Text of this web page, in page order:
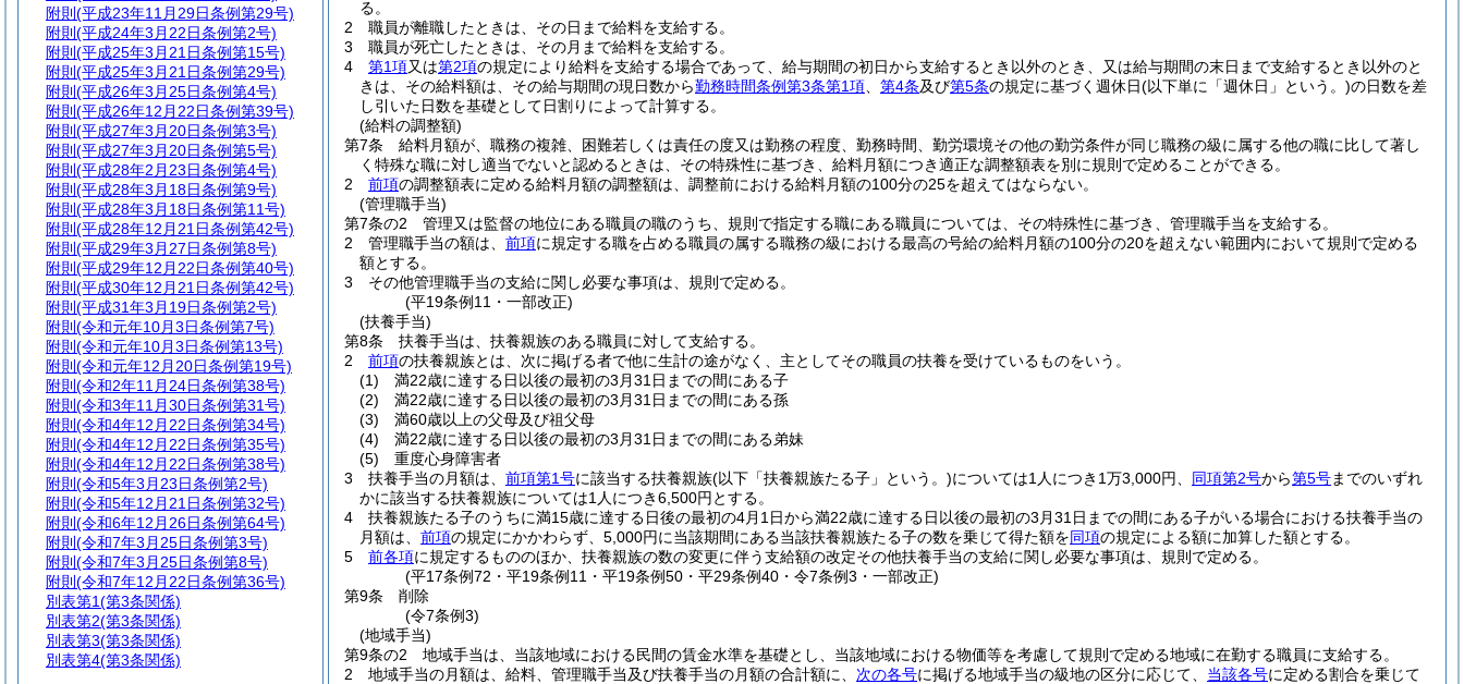
る。
2
職員が離職したときは、その日まで給料を支給する。
3
職員が死亡したときは、その月まで給料を支給する。
4
第1項又は第2項の規定により給料を支給する場合であって、給与期間の初日から支給するとき以外のとき、又は給与期間の末日まで支給するとき以外のと
きは、その給料額は、その給与期間の現日数から勤務時間条例第3条第1項 第4条及び第5条の規定に基づく週休日(以下単に「週休日」という。)の日数を差
し引いた日数を基礎として日割りによって計算する。
(給料の調整額)
第7条
給料月額が、職務の複雑、困難若しくは責任の度又は勤務の程度、勤務時間、勤労環境その他の勤労条件が同じ職務の級に属する他の職に比して著し
く特殊な職に対し適当でないと認めるときは、その特殊性に基づき、給料月額につき適正な調整額表を別に規則で定めることができる。
2
前項の調整額表に定める給料月額の調整額は、調整前における給料月額の100分の25を超えてはならない。
(管理職手当)
第7条の2
管理又は監督の地位にある職員の職のうち、規則で指定する職にある職員については、その特殊性に基づき、管理職手当を支給する。
2
管理職手当の額は、 前項に規定する職を占める職員の属する職務の級における最高の号給の給料月額の100分の20を超えない範囲内において規則で定める
額とする。
3
その他管理職手当の支給に関し必要な事項は、規則で定める。
(平19条例11・一部改正)
(扶養手当)
第8条
扶養手当は、扶養親族のある職員に対して支給する。
2
前項の扶養親族とは、次に掲げる者で他に生計の途がなく、主としてその職員の扶養を受けているものをいう。
(1)
満22歳に達する日以後の最初の3月31日までの間にある子
(2)
満22歳に達する日以後の最初の3月31日までの間にある孫
(3)
満60歳以上の父母及び祖父母
(4)
満22歳に達する日以後の最初の3月31日までの間にある弟妹
(5)
重度心身障害者
3
扶養手当の月額は、 前項第1号に該当する扶養親族(以下「扶養親族たる子」という。)については1人につき1万3,000円、 同項第2号から第5号までのいずれ
かに該当する扶養親族については1人につき6,500円とする。
4
扶養親族たる子のうちに満15歳に達する日後の最初の4月1日から満22歳に達する日以後の最初の3月31日までの間にある子がいる場合における扶養手当の
月額は、 前項の規定にかかわらず、5,000円に当該期間にある当該扶養親族たる子の数を乗じて得た額を同項の規定による額に加算した額とする。
5
前各項に規定するもののほか、扶養親族の数の変更に伴う支給額の改定その他扶養手当の支給に関し必要な事項は、規則で定める。
(平17条例72・平19条例11・平19条例50・平29条例40・令7条例3・一部改正)
第9条
削除
(令7条例3)
(地域手当)
第9条の2
地域手当は、当該地域における民間の賃金水準を基礎とし、当該地域における物価等を考慮して規則で定める地域に在勤する職員に支給する。
2
地域手当の月額は、給料、管理職手当及び扶養手当の月額の合計額に、 次の各号に掲げる地域手当の級地の区分に応じて、 当該各号に定める割合を乗じて
附則 (平成23年11月29日条例第29号)
附則 (平成24年3月22日条例第2号)
附則 (平成25年3月21日条例第15号)
附則 (平成25年3月21日条例第29号)
附則 (平成26年3月25日条例第4号)
附則 (平成26年12月22日条例第39号)
附則 (平成27年3月20日条例第3号)
附則 (平成27年3月20日条例第5号)
附則 (平成28年2月23日条例第4号)
附則 (平成28年3月18日条例第9号)
附則 (平成28年3月18日条例第11号)
附則 (平成28年12月21日条例第42号)
附則 (平成29年3月27日条例第8号)
附則 (平成29年12月22日条例第40号)
附則 (平成30年12月21日条例第42号)
附則 (平成31年3月19日条例第2号)
附則 (令和元年10月3日条例第7号)
附則 (令和元年10月3日条例第13号)
附則 (令和元年12月20日条例第19号)
附則 (令和2年11月24日条例第38号)
附則 (令和3年11月30日条例第31号)
附則 (令和4年12月22日条例第34号)
附則 (令和4年12月22日条例第35号)
附則 (令和4年12月22日条例第38号)
附則 (令和5年3月23日条例第2号)
附則 (令和5年12月21日条例第32号)
附則 (令和6年12月26日条例第64号)
附則 (令和7年3月25日条例第3号)
附則 (令和7年3月25日条例第8号)
附則 (令和7年12月22日条例第36号)
別表第1(第3条関係)
別表第2(第3条関係)
別表第3(第3条関係)
別表第4(第3条関係)